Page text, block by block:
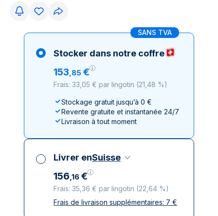
SANS TVA
Stocker dans notre coffre
153,85 €
Frais: 33,05 € par lingotin (21,48 %)
Stockage gratuit jusqu’à 0 €
Revente gratuite et instantanée 24/7
Livraison à tout moment
Livrer enSuisse
156,16 €
Frais: 35,36 € par lingotin (22,64 %)
Toutes taxes comprises
Frais de livraison supplémentaires: 7 €